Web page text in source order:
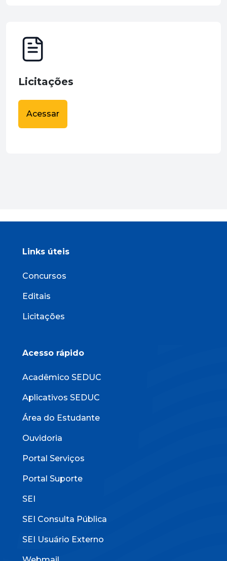
Licitações
Acessar
Links úteis
Concursos
Editais
Licitações
Acesso rápido
Acadêmico SEDUC
Aplicativos SEDUC
Área do Estudante
Ouvidoria
Portal Serviços
Portal Suporte
SEI
SEI Consulta Pública
SEI Usuário Externo